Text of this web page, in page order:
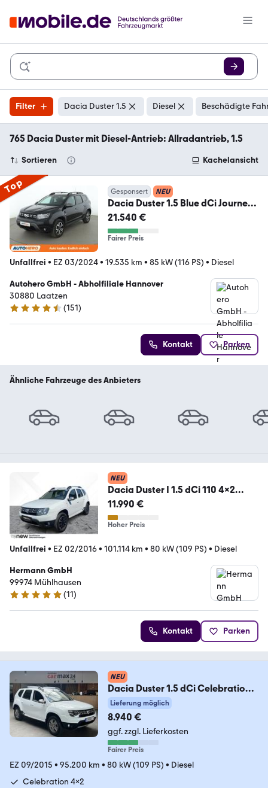
Filter Dacia Duster 1.5 Diesel Beschädigte
765 Dacia Duster mit Diesel-Antrieb: Allradantrieb, 1.5
Sortieren Kachelansicht
Top Gesponsert NEU
Dacia Duster 1.5 Blue dCi Journey
+ *NAVI*TEMPO*CAM*
21.540 €
Fairer Preis
Unfallfrei • EZ 03/2024• 19.535 km • 85 kW (116 PS) • Diesel
Autohero GmbH - Abholfiliale Hannover
30880 Laatzen
4.7 Sterne
(151)
Kontakt Parken
Ähnliche Fahrzeuge des Anbieters
NEU
Dacia Duster I 1.5 dCi 110 4x2
Prestige LED*NAVI*SHZ
11.990 €
Hoher Preis
Unfallfrei • EZ 02/2016• 101.114 km • 80 kW (109 PS) • Diesel
Hermann GmbH
99974 Mühlhausen
5 Sterne
(11)
Kontakt Parken
NEU
Dacia Duster 1.5 dCi Celebration
BT Tempomat Klima AHK
Lieferung möglich
8.940 €
ggf. zzgl. Lieferkosten
Fairer Preis
EZ 09/2015 • 95.200 km • 80 kW (109 PS) • Diesel
Celebration 4x2